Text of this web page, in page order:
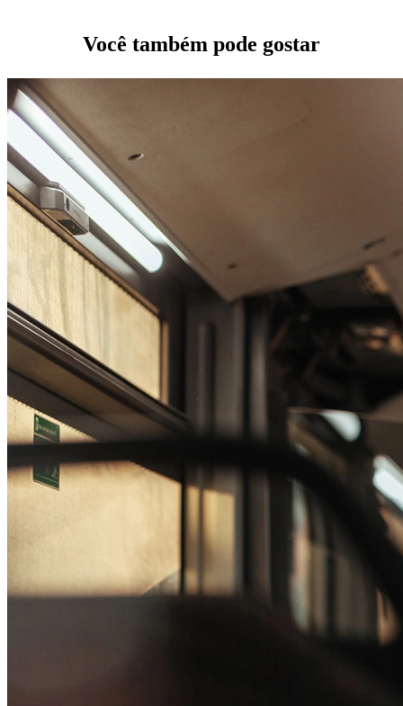
Você também pode gostar